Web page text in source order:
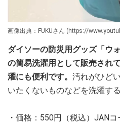
画像出典：FUKUさん (https://
ダイソーの防災用グッズ「ウ
の簡易洗濯用として販売され
濯にも便利です。 汚れがひど
いたくないものなどを洗濯す
・価格：550円（税込）JAN